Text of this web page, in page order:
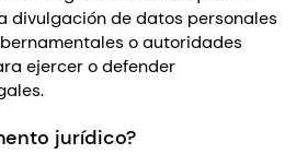
divulgación de datos personales
o autoridades
ejercer o defender
jurídico?